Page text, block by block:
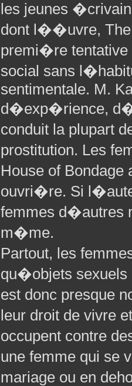
les jeunes
dont l��uvre, The
premi�re
social sans
sentimentale. M.
d�exp�rience,
conduit la plupart
prostitution. Les
House of
ouvri�re. Si
femmes d�autres
m�me.
Partout, les
qu�objets sexuels
est donc presque
leur droit de vivre
occupent contre
une femme qui se
mariage ou en